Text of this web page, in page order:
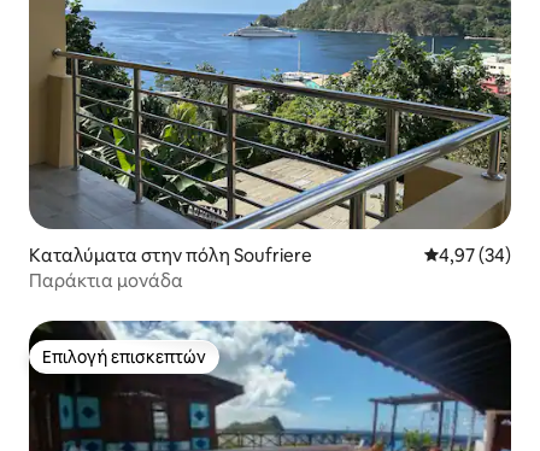
Καταλύματα στην πόλη Soufriere Μέση
4,97 (34)
Παράκτια μονάδα
Επιλογή επισκεπτών
Επιλογή επισκεπτών